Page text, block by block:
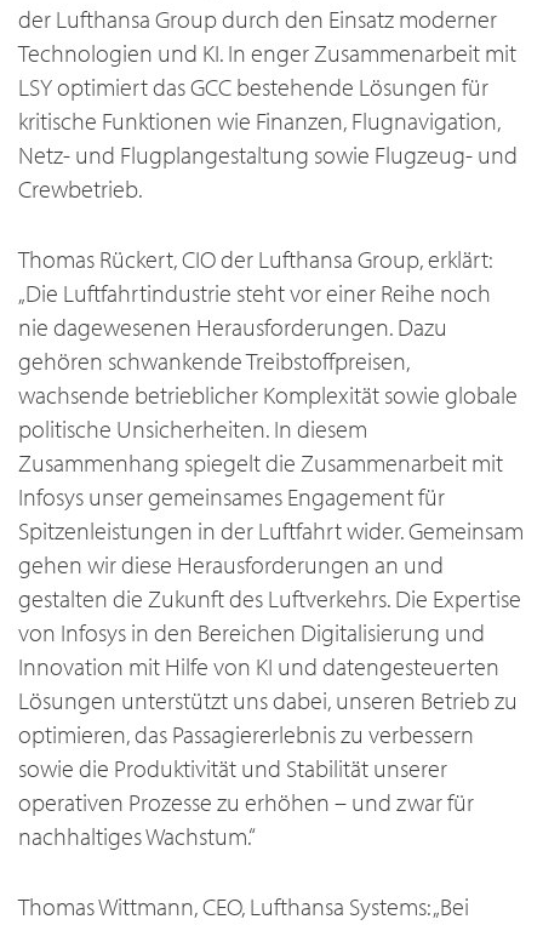
der Lufthansa Group durch den Einsatz moderner
Technologien und KI. In enger Zusammenarbeit mit
LSY optimiert das GCC bestehende Lösungen für
kritische Funktionen wie Finanzen, Flugnavigation,
Netz- und Flugplangestaltung sowie Flugzeug- und
Crewbetrieb.
Thomas Rückert, CIO der Lufthansa Group, erklärt:
„Die Luftfahrtindustrie steht vor einer Reihe noch
nie dagewesenen Herausforderungen. Dazu
gehören schwankende Treibstoffpreisen,
wachsende betrieblicher Komplexität sowie globale
politische Unsicherheiten. In diesem
Zusammenhang spiegelt die Zusammenarbeit mit
Infosys unser gemeinsames Engagement für
Spitzenleistungen in der Luftfahrt wider. Gemeinsam
gehen wir diese Herausforderungen an und
gestalten die Zukunft des Luftverkehrs. Die Expertise
von Infosys in den Bereichen Digitalisierung und
Innovation mit Hilfe von KI und datengesteuerten
Lösungen unterstützt uns dabei, unseren Betrieb zu
optimieren, das Passagiererlebnis zu verbessern
sowie die Produktivität und Stabilität unserer
operativen Prozesse zu erhöhen – und zwar für
nachhaltiges Wachstum.“
Thomas Wittmann, CEO, Lufthansa Systems: „Bei